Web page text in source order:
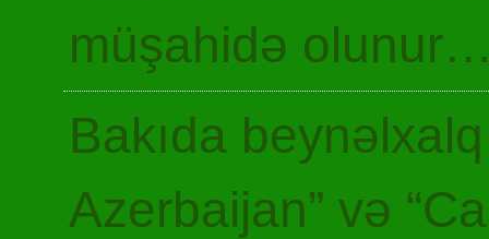
müşahidə
Bakıda
Azerbaijan” və